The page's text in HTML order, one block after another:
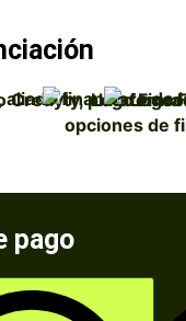
pago